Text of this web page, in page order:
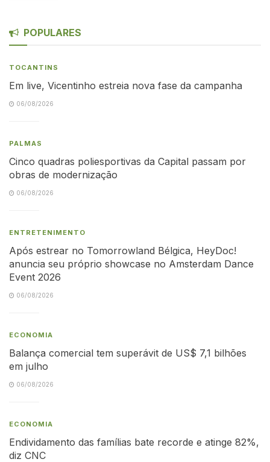
POPULARES
TOCANTINS
Em live, Vicentinho estreia nova fase da campanha
06/08/2026
PALMAS
Cinco quadras poliesportivas da Capital passam por
obras de modernização
06/08/2026
ENTRETENIMENTO
Após estrear no Tomorrowland Bélgica, HeyDoc!
anuncia seu próprio showcase no Amsterdam Dance
Event 2026
06/08/2026
ECONOMIA
Balança comercial tem superávit de US$ 7,1 bilhões
em julho
06/08/2026
ECONOMIA
Endividamento das famílias bate recorde e atinge 82%,
diz CNC